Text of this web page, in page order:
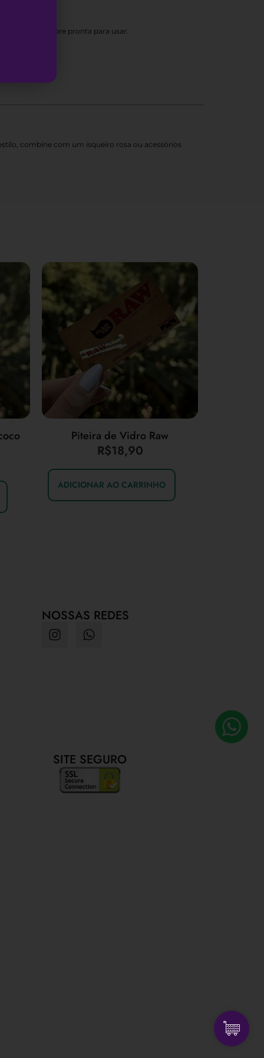
a peça sempre pronta para usar.
combine com um isqueiro rosa ou acessórios
Piteira de Vidro Raw
R$18,90
ADICIONAR AO CARRINHO
NOSSAS REDES
SITE SEGURO